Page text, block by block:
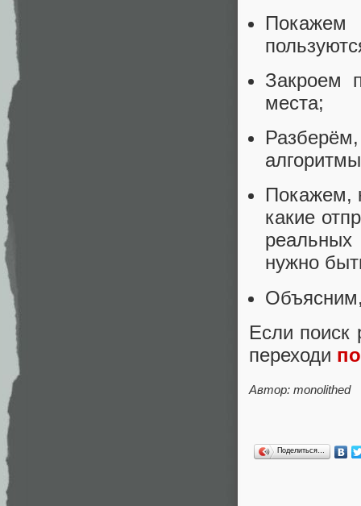
Закроем
места;
Покажем,
какие
нужно
Если поиск
переходи
Автор: monolithed
Поделиться…